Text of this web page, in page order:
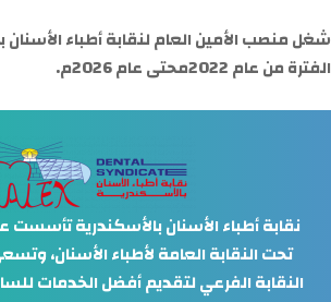
شغل منصب الأمين العام لنقابة أطباء الأسنان
الفترة من عام 2022محتى عام 2026م.
تحت النقابة العامة لأطباء الأسنان،
النقابة الفرعي لتقديم أفضل الخدمات